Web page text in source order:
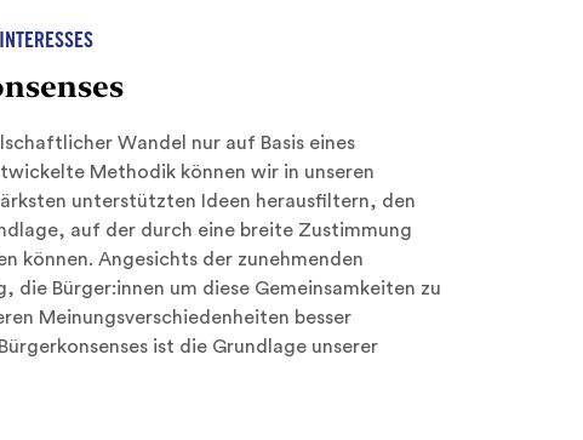
Wandel nur auf Basis eines
Methodik können wir in unseren
unterstützten Ideen herausfiltern, den
auf der durch eine breite Zustimmung
können. Angesichts der zunehmenden
Bürger:innen um diese Gemeinsamkeiten zu
Meinungsverschiedenheiten besser
ist die Grundlage unserer